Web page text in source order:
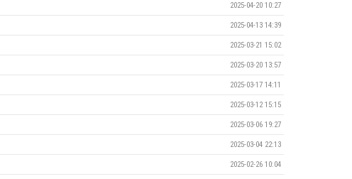
2025-04-20 10:27
2025-04-13 14:39
2025-03-21 15:02
2025-03-20 13:57
2025-03-17 14:11
2025-03-12 15:15
2025-03-06 19:27
2025-03-04 22:13
2025-02-26 10:04